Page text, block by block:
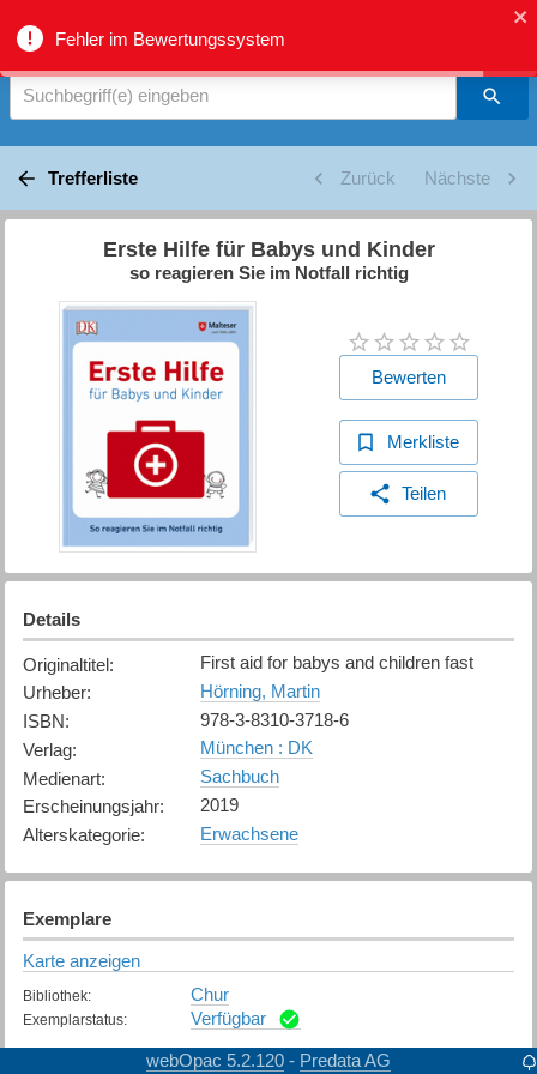
Fehler im Bewertungssystem
biblio.gr - Suche
Suchbegriff(e) eingeben
Trefferliste Zurück Nächste
Erste Hilfe für Babys und Kinder
so reagieren Sie im Notfall richtig
Bewerten
Merkliste
Teilen
Details
Originaltitel:
First aid for babys and children fast
Urheber:
Hörning, Martin
ISBN:
978-3-8310-3718-6
Verlag:
München : DK
Medienart:
Sachbuch
Erscheinungsjahr:
2019
Alterskategorie: Erwachsene
Exemplare
Karte anzeigen
Bibliothek: Chur
Exemplarstatus: Verfügbar
webOpac 5.2.120 - Predata AG